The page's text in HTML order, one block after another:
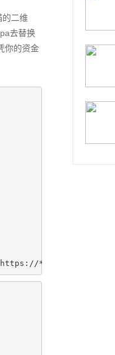
的二维
去替换
你的资金
*******" #这个地方主